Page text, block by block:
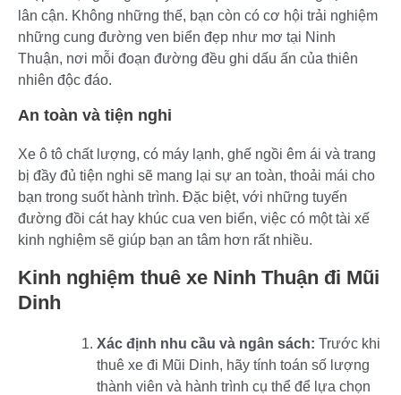
lân cận. Không những thế, bạn còn có cơ hội trải nghiệm
những cung đường ven biển đẹp như mơ tại Ninh
Thuận, nơi mỗi đoạn đường đều ghi dấu ấn của thiên
nhiên độc đáo.
An toàn và tiện nghi
Xe ô tô chất lượng, có máy lạnh, ghế ngồi êm ái và trang
bị đầy đủ tiện nghi sẽ mang lại sự an toàn, thoải mái cho
bạn trong suốt hành trình. Đặc biệt, với những tuyến
đường đồi cát hay khúc cua ven biển, việc có một tài xế
kinh nghiệm sẽ giúp bạn an tâm hơn rất nhiều.
Kinh nghiệm thuê xe Ninh Thuận đi Mũi
Dinh
Xác định nhu cầu và ngân sách: Trước khi
thuê xe đi Mũi Dinh, hãy tính toán số lượng
thành viên và hành trình cụ thể để lựa chọn